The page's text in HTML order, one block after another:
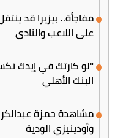
مفاجأة.. بيزيرا قد
على اللاعب والنادي
البنك الأهلي
مشاهدة حمزة
وأودينيزي الودية